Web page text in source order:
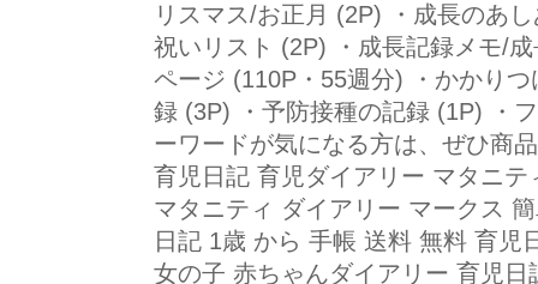
リスマス/お正月 (2P) ・成長のあ
祝いリスト (2P) ・成長記録メモ/
ページ (110P・55週分) ・かかり
録 (3P) ・予防接種の記録 (1P) ・
ーワードが気になる方は、ぜひ商
育児日記 育児ダイアリー マタニ
マタニティ ダイアリー マークス
日記 1歳 から 手帳 送料 無料 育児
女の子 赤ちゃんダイアリー 育児